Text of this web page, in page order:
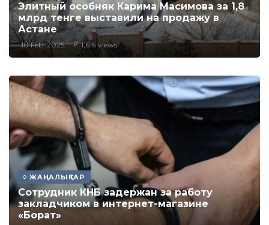
Элитный особняк Карима Масимова за 1,8
млрд тенге выставили на продажу в
Астане
10 Feb, 2025 1,616 views
ЖАҢАЛЫҚТАР
Сотрудник КНБ задержан за работу
закладчиком в интернет-магазине
«Борат»